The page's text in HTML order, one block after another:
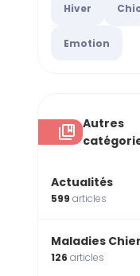
Hiver
Emotion
Autres
Actualités
599articles
Maladies
126articles